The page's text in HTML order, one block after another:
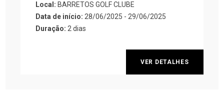
Local: BARRETOS GOLF CLUBE
Data de início: 28/06/2025 - 29/06/2025
Duração: 2 dias
VER DETALHES